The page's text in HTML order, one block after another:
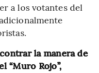
a los votantes del
la manera de
“Muro Rojo”,